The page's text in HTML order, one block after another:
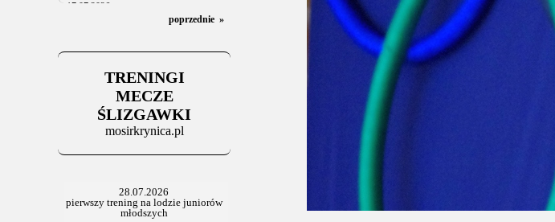
17.07.2026
U20: z kraju i z zagranicy
Za trzy tygodnie na lód
06.07.2025
Stowarzyszenie po Walnym
poprzednie »
TRENINGI
MECZE
ŚLIZGAWKI
mosirkrynica.pl